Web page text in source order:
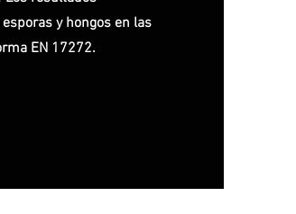
y hongos en las
EN 17272.